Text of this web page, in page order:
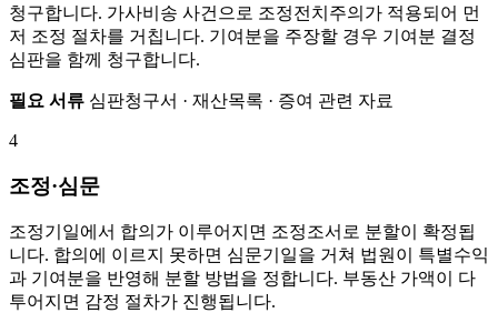
청구합니다. 가사비송 사건으로 조정전치주의가 적용되어 먼
저 조정 절차를 거칩니다. 기여분을 주장할 경우 기여분 결정
심판을 함께 청구합니다.
필요 서류 심판청구서 · 재산목록 · 증여 관련 자료
4
조정·심문
조정기일에서 합의가 이루어지면 조정조서로 분할이 확정됩
니다. 합의에 이르지 못하면 심문기일을 거쳐 법원이 특별수익
과 기여분을 반영해 분할 방법을 정합니다. 부동산 가액이 다
투어지면 감정 절차가 진행됩니다.